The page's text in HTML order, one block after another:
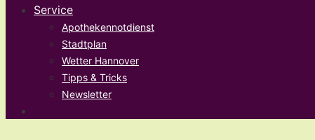
Service
Apothekennotdienst
Stadtplan
Wetter Hannover
Tipps & Tricks
Newsletter